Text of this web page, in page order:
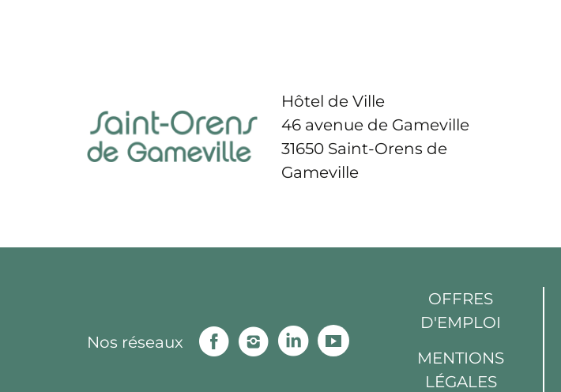
Hôtel de Ville
46 avenue de Gameville
31650 Saint-Orens de
Gameville
Nos réseaux
FacebookInstagramLinkedin
OFFRES
D'EMPLOI
MENTIONS
LÉGALES